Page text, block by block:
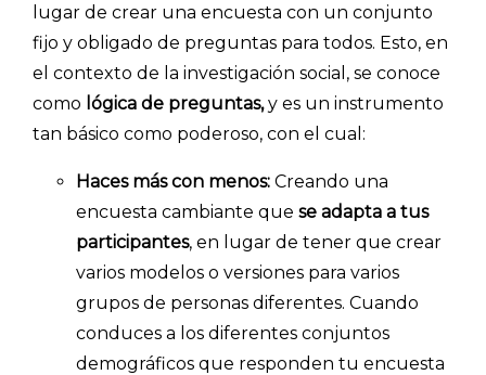
INICIO
lugar de crear una encuesta con un conjunto
fijo y obligado de preguntas para todos. Esto, en
el contexto de la investigación social, se conoce
como lógica de preguntas,y es un instrumento
tan básico como poderoso, con el cual:
Haces más con menos: Creando una
encuesta cambiante que se adapta a tus
participantes, en lugar de tener que crear
varios modelos o versiones para varios
grupos de personas diferentes. Cuando
conduces a los diferentes conjuntos
demográficos que responden tu encuesta